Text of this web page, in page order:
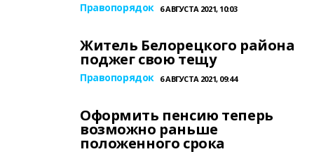
Правопорядок 6 АВГУСТА 2021, 10:03
Житель Белорецкого района
поджег свою тещу
Правопорядок 6 АВГУСТА 2021, 09:44
Оформить пенсию теперь
возможно раньше
положенного срока